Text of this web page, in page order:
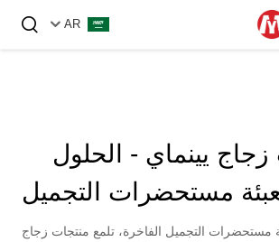
AR
زجاج يينماي - الحلول
مستحضرات التجميل
مستحضرات التجميل الفاخرة، تلمع منتجات زجاج